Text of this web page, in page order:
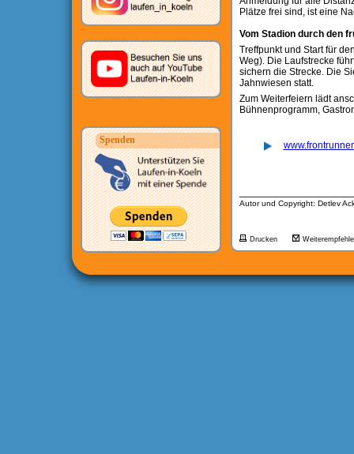
Spenden
Plätze frei sind, ist eine
Vom Stadion durch den
Treffpunkt und Start für
Weg). Die Laufstrecke
sichern die Strecke. Die
Jahnwiesen statt.
Zum Weiterfeiern lädt
Bühnenprogramm,
Autor und Copyright: Detlev
Drucken